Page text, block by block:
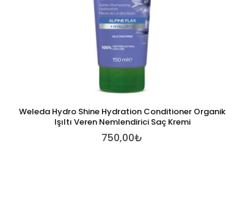
Weleda Hydro Shine Hydration Conditioner Organik
Işıltı Veren Nemlendirici Saç Kremi
750,00₺